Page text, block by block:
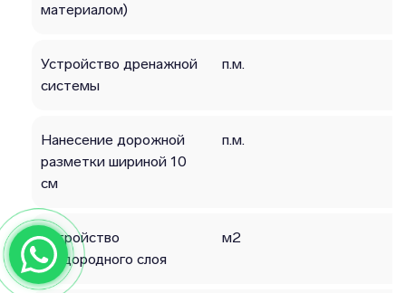
материалом)
Устройство дренажной
системы
п.м.
Нанесение дорожной
разметки шириной 10
см
п.м.
Устройство
плодородного слоя
м2